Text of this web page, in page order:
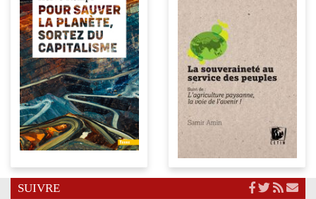
SUIVRE